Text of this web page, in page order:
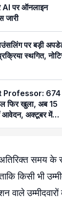
पर ऑनलाइन
जारी
पर बड़ी
स्थगित,
Professor: 674
फिर खुला, अब 15
अक्टूबर में
समय के
किसी भी
वाले